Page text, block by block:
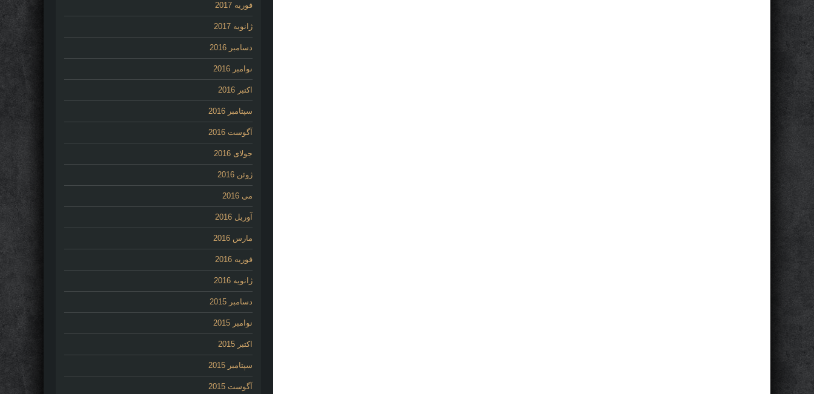
فوریه 2017
ژانویه 2017
دسامبر 2016
نوامبر 2016
اکتبر 2016
سپتامبر 2016
آگوست 2016
جولای 2016
ژوئن 2016
می 2016
آوریل 2016
مارس 2016
فوریه 2016
ژانویه 2016
دسامبر 2015
نوامبر 2015
اکتبر 2015
سپتامبر 2015
آگوست 2015